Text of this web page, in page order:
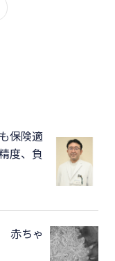
保険適
度、負
赤ちゃ